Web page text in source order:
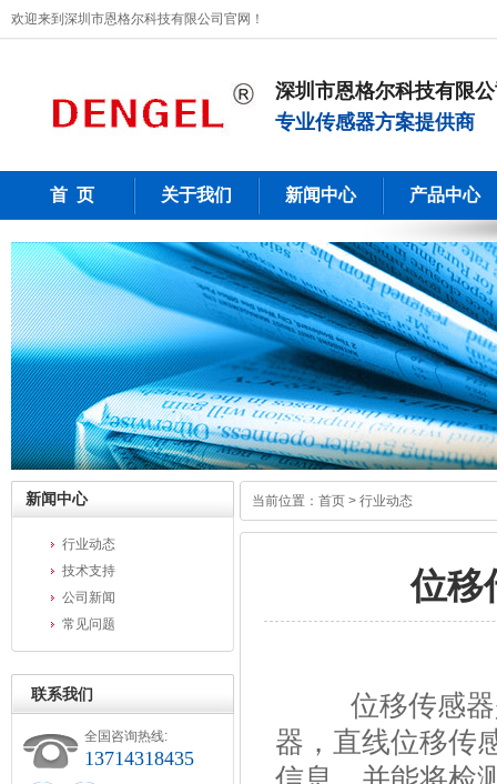
欢迎来到深圳市恩格尔科技有限公司官网！
深圳市恩格尔科技有限
专业传感器方案提供商
首 页 关于我们 新闻中心 产品中心
新闻中心
行业动态
技术支持
公司新闻
常见问题
联系我们
全国咨询热线:
13714318435
当前位置： 首页 > 行业动态
位移
位移传感器是
器，直线位移传